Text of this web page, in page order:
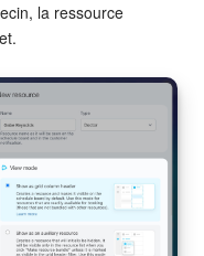
la ressource